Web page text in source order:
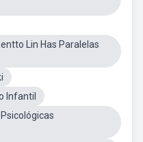
Lin Has Paralelas
Infantil